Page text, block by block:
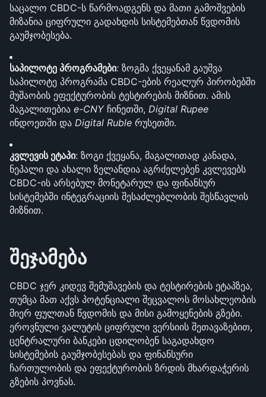
საცალო CBDC-ს წარმოადგენს და მათი გამოშვების
მიზანია ციფრული გადახდის სისტემებთან წვდომის
გაუმჯობესება.
საპილოტე პროგრამები: ზოგმა ქვეყანამ გაუშვა
საპილოტე პროგრამა CBDC-ების რეალურ პირობებში
მუშაობის ეფექტურობის ტესტირების მიზნით. ამის
მაგალითებია e-CNY ჩინეთში, Digital Rupee
ინდოეთში და Digital Ruble რუსეთში.
კვლევის ეტაპი: ზოგი ქვეყანა, მაგალითად კანადა,
ნეპალი და ახალი ზელანდია აგრძელებენ კვლევებს
CBDC-ის არსებულ მონეტარულ და ფინანსურ
სისტემებში ინტეგრაციის შესაძლებლობის შესწავლის
მიზნით.
შეჯამება
CBDC ჯერ კიდევ შემუშავების და ტესტირების ეტაპზეა,
თუმცა მათ აქვს პოტენციალი შეცვალოს მოსახლეობის
მიერ ფულთან წვდომის და მისი გამოყენების გზები.
ეროვნული ვალუტის ციფრული ვერსიის შეთავაზებით,
ცენტრალური ბანკები ცდილობენ საგადახდო
სისტემების გაუმჯობესებას და ფინანსური
ჩართულობის და ეფექტურობის ზრდის მხარდაჭერის
გზების პოვნას.